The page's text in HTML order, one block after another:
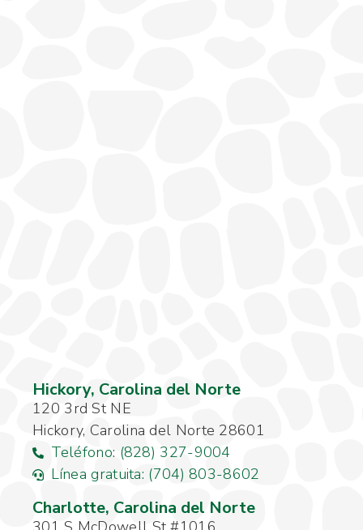
Hickory, Carolina del Norte
120 3rd St NE
Hickory, Carolina del Norte 28601
Teléfono: (828) 327-9004
Línea gratuita: (704) 803-8602
Charlotte, Carolina del Norte